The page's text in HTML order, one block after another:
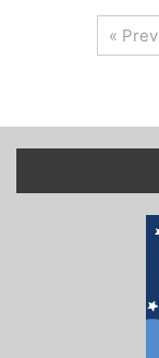
« Prev